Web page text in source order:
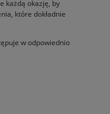
każdą okazję, by
które dokładnie
w odpowiednio